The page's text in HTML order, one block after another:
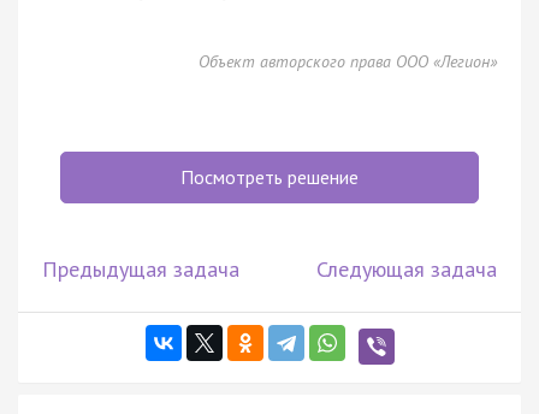
Объект авторского права ООО «Легион»
Посмотреть решение
Предыдущая задача Следующая задача